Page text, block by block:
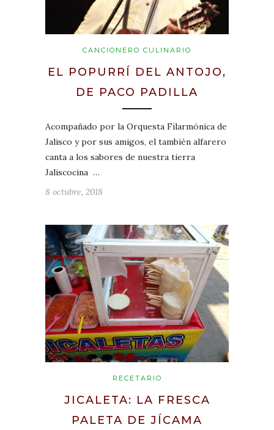
CANCIONERO CULINARIO
EL POPURRÍ DEL ANTOJO,
DE PACO PADILLA
Acompañado por la Orquesta Filarmónica de
Jalisco y por sus amigos, el también alfarero
canta a los sabores de nuestra tierra
Jaliscocina …
8 octubre, 2018
RECETARIO
JICALETA: LA FRESCA
PALETA DE JÍCAMA